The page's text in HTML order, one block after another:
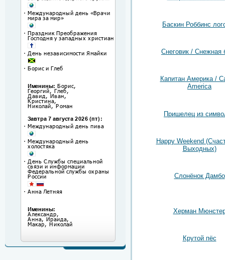
Баскин Роббинс
Снеговик / Снежная
Капитан Америка /
America
Пришелец из
Happy Weekend
Выходных)
Слонёнок Дамбо
Херман
Крутой пёс